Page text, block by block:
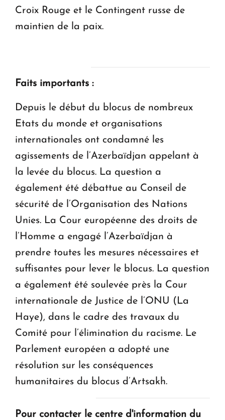
Croix Rouge et le Contingent russe de
maintien de la paix.
Faits importants :
Depuis le début du blocus de nombreux
Etats du monde et organisations
internationales ont condamné les
agissements de l’Azerbaïdjan appelant à
la levée du blocus. La question a
également été débattue au Conseil de
sécurité de l’Organisation des Nations
Unies. La Cour européenne des droits de
l’Homme a engagé l’Azerbaïdjan à
prendre toutes les mesures nécessaires et
suffisantes pour lever le blocus. La question
a également été soulevée près la Cour
internationale de Justice de l’ONU (La
Haye), dans le cadre des travaux du
Comité pour l’élimination du racisme. Le
Parlement européen a adopté une
résolution sur les conséquences
humanitaires du blocus d’Artsakh.
Pour contacter le centre d'information du